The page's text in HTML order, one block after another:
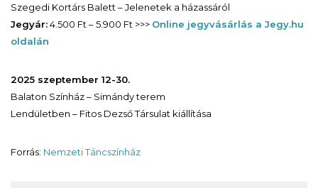
Szegedi Kortárs Balett – Jelenetek a házassáról
Jegyár:4.500 Ft – 5.900 Ft >>> Online jegyvásárlás a Jegy.hu
oldalán
2025 szeptember 12-30.
Balaton Színház – Simándy terem
Lendületben – Fitos Dezső Társulat kiállítása
Forrás: Nemzeti Táncszínház